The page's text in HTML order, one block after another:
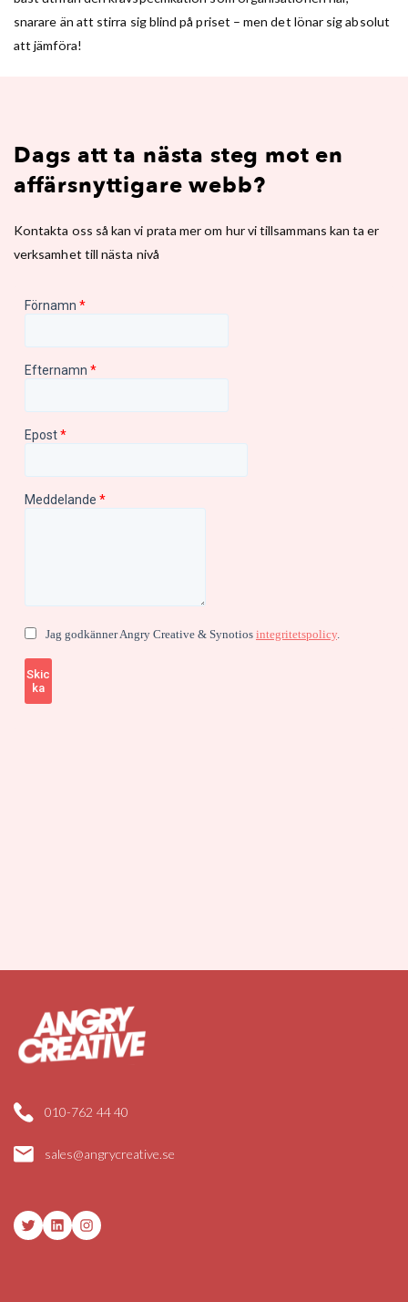
snarare än att stirra sig blind på priset – men det lönar sig absolut
att jämföra!
Dags att ta nästa steg mot en
affärsnyttigare webb?
Kontakta oss så kan vi prata mer om hur vi tillsammans kan ta er
verksamhet till nästa nivå
010-762 44 40
sales@angrycreative.se
TwitterLinkedInInstagram